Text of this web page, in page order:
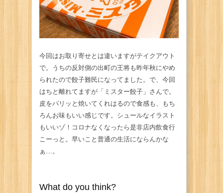
今回はお取り寄せとは違いますがテイクアウト
で。うちの反対側の出町の王将も昨年秋にやめ
られたので餃子難民になってました。で、今回
はちと離れてますが「ミスター餃子」さんで。
皮をパリッと焼いてくれはるので食感も、もち
ろんお味もいい感じです。シュールなイラスト
もいいゾ！コロナなくなったら是非店内飲食行
こーっと。早いこと普通の生活にならんかな
ぁ…。
What do you think?